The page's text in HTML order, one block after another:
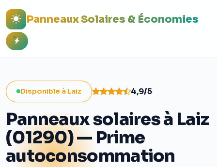
Panneaux Solaires & Économies
Disponible à Laiz 4,9/5
Panneaux solaires à Laiz
(01290) — Prime
autoconsommation